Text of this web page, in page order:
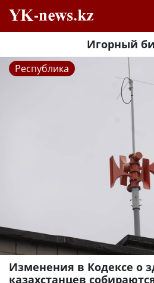
Игорный
Республика
Изменения в Кодексе о
казахстанцев